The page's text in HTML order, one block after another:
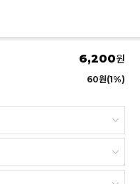
6,200원
60원(1%)